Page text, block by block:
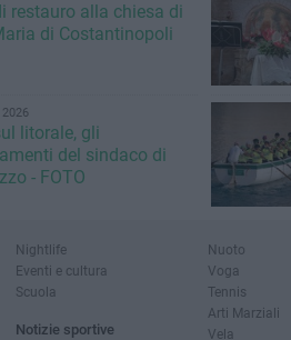
restauro alla chiesa di
di Costantinopoli
litorale, gli
del sindaco di
- FOTO
Nightlife
Eventi e cultura
Scuola
Notizie sportive
Nuoto
Voga
Tennis
Arti Marziali
Vela